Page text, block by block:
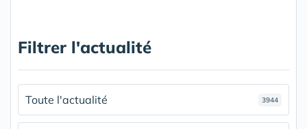
Filtrer l'actualité
Toute l'actualité 3944